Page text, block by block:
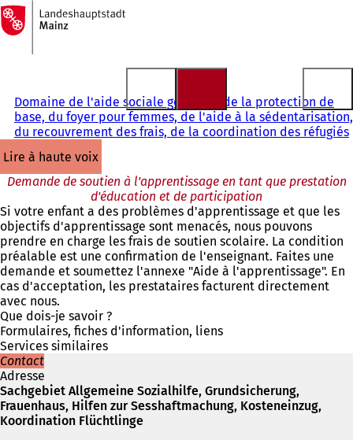
Accéder au contenu
Vers
la
page
d'accueil
Domaine de l'aide sociale générale, de la protection de
base, du foyer pour femmes, de l'aide à la sédentarisation,
du recouvrement des frais, de la coordination des réfugiés
lire à haute voix
Demande de soutien à l'apprentissage en tant que prestation
d'éducation et de participation
Si votre enfant a des problèmes d'apprentissage et que les
objectifs d'apprentissage sont menacés, nous pouvons
prendre en charge les frais de soutien scolaire. La condition
préalable est une confirmation de l'enseignant. Faites une
demande et soumettez l'annexe "Aide à l'apprentissage". En
cas d'acceptation, les prestataires facturent directement
avec nous.
Que dois-je savoir ?
Formulaires, fiches d'information, liens
Services similaires
Contact
Adresse
Sachgebiet Allgemeine Sozialhilfe, Grundsicherung,
Frauenhaus, Hilfen zur Sesshaftmachung, Kosteneinzug,
Koordination Flüchtlinge